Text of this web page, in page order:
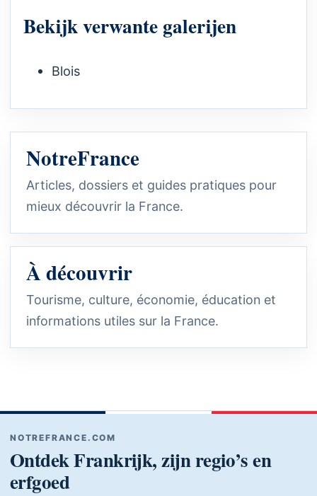
Bekijk verwante galerijen
Blois
NotreFrance
Articles, dossiers et guides pratiques pour
mieux découvrir la France.
À découvrir
Tourisme, culture, économie, éducation et
informations utiles sur la France.
NOTREFRANCE.COM
Ontdek Frankrijk, zijn regio’s en
erfgoed